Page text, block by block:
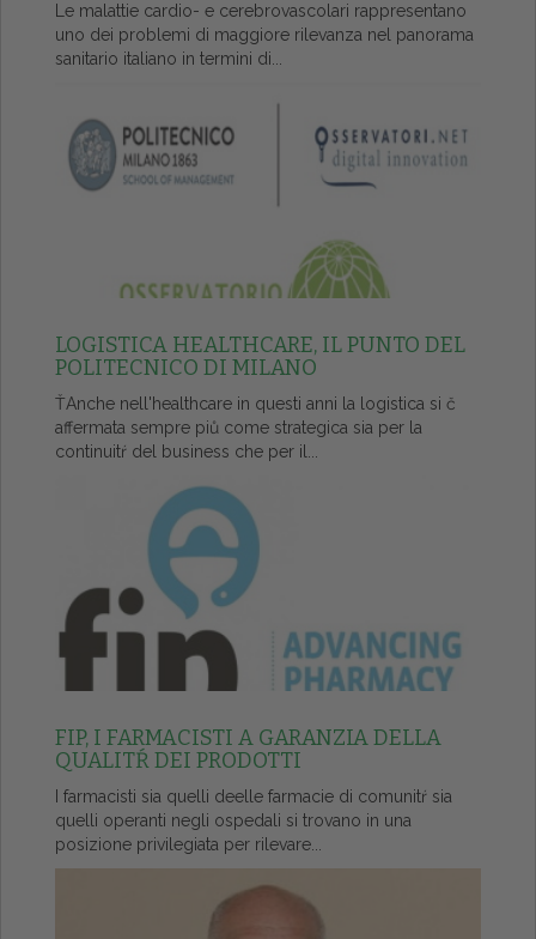
Le malattie cardio- e cerebrovascolari rappresentano
uno dei problemi di maggiore rilevanza nel panorama
sanitario italiano in termini di...
LOGISTICA HEALTHCARE, IL PUNTO DEL
POLITECNICO DI MILANO
ŤAnche nell'healthcare in questi anni la logistica si č
affermata sempre piů come strategica sia per la
continuitŕ del business che per il...
FIP, I FARMACISTI A GARANZIA DELLA
QUALITŔ DEI PRODOTTI
I farmacisti sia quelli deelle farmacie di comunitŕ sia
quelli operanti negli ospedali si trovano in una
posizione privilegiata per rilevare...